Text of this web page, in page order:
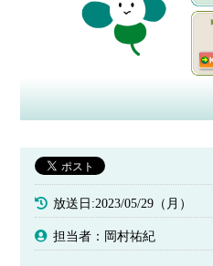
放送日:2023/05/29（月）
担当者：岡村祐紀